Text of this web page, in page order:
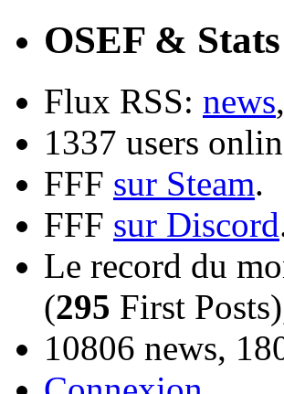
OSEF & Stats
Flux RSS: news,
1337 users
FFF sur Steam.
FFF sur Discord
Le record du
(295 First
10806 news,